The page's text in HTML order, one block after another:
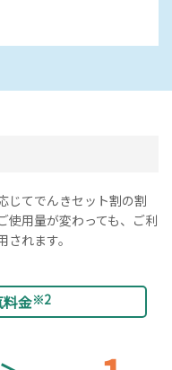
じてでんきセット割の割
使用量が変わっても、ご利
れます。
金※2